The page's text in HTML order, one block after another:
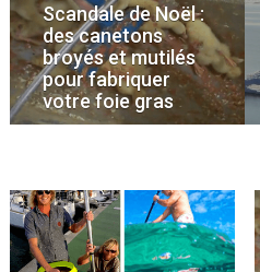
Scandale de Noël :
des canetons
broyés et mutilés
pour fabriquer
votre foie gras